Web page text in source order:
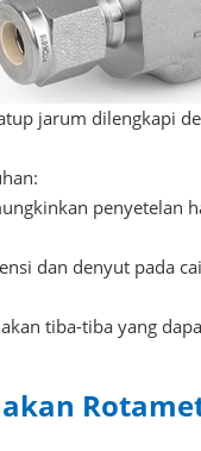
jarum dilengkapi
penyetelan
dan denyut pada
tiba-tiba yang